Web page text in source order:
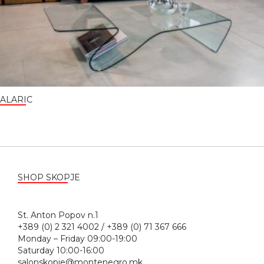
ALARIC
SHOP SKOPJE
St. Anton Popov n.1
+389 (0) 2 321 4002 / +389 (0) 71 367 666
Monday – Friday 09:00-19:00
Saturday 10:00-16:00